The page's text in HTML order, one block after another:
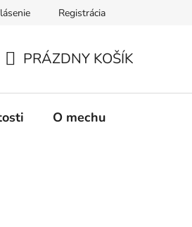
Registrácia
KOŠÍK
PRÁZDNY KOŠÍK
O mechu